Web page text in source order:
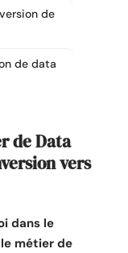
de
de data
de Data
vers
dans le
métier de